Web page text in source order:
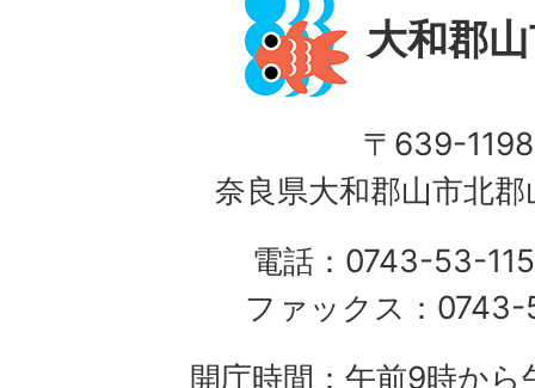
大和郡
〒639-1198
奈良県大和郡山市北
電話：0743-53-
ファックス：
開庁時間：午前9時か